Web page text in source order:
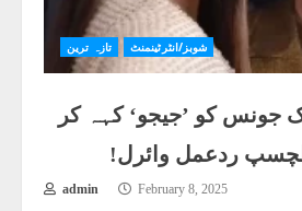
تازہ ترین شوبز/انٹرٹینمنٹ
جونس کو ’جیجو‘ کہہ کر
دلچسپ ردعمل وائرل!
admin February 8, 2025